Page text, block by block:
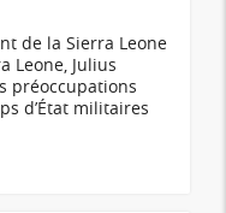
de la Sierra Leone
Leone, Julius
préoccupations
d’État militaires